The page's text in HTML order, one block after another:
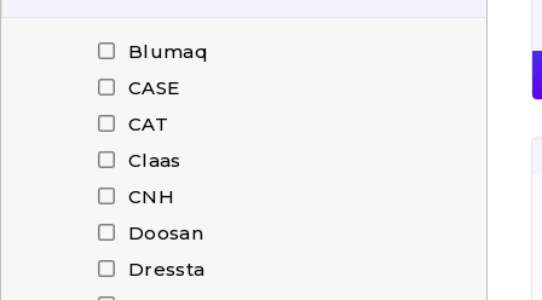
Hidromek
Hitachi
HOWO
Hyundai
JCB
John Deere
KOBELCO
Komatsu
Blumaq
CASE
CAT
Claas
CNH
Doosan
Dressta